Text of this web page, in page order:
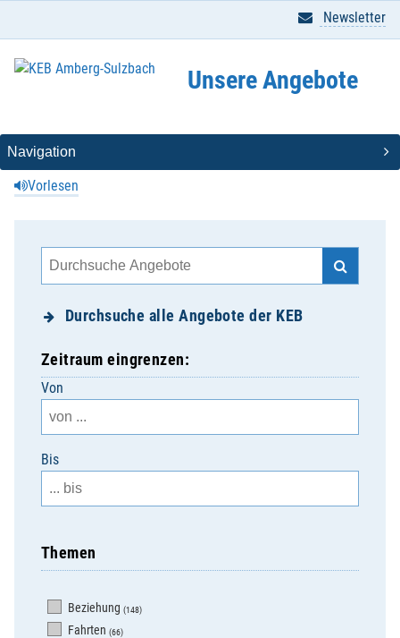
Vorlesen
Newsletter
Unsere Angebote
Durchsuche alle Angebote der KEB
Zeitraum eingrenzen:
Von
Bis
Themen
Beziehung (148)
Fahrten (66)